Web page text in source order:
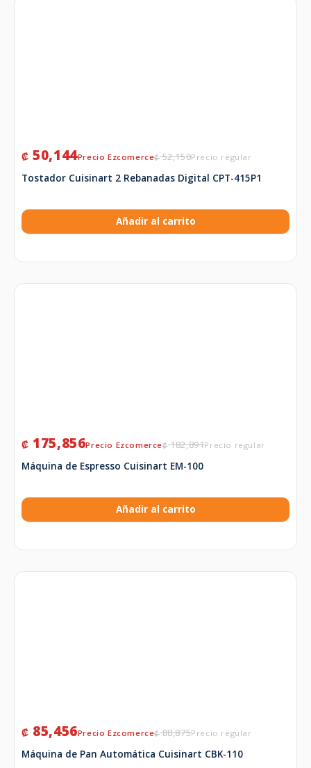
₡52,150
₡ 50,144
Tostador Cuisinart 2 Rebanadas Digital CPT-415P1
Añadir al carrito
₡182,891
₡ 175,856
Máquina de Espresso Cuisinart EM-100
Añadir al carrito
₡88,875
₡ 85,456
Máquina de Pan Automática Cuisinart CBK-110